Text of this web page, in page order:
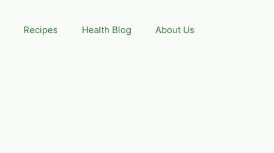
Recipes Health Blog About Us